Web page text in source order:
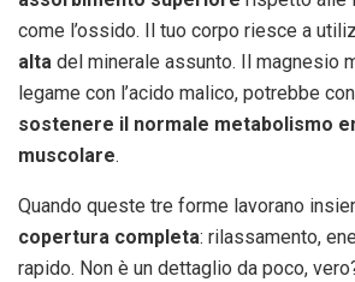
come l’ossido. Il tuo corpo riesce a
alta del minerale assunto. Il magnesio
legame con l’acido malico, potrebbe
sostenere il normale metabolismo
muscolare.
Quando queste tre forme lavorano
copertura completa: rilassamento,
rapido. Non è un dettaglio da poco,